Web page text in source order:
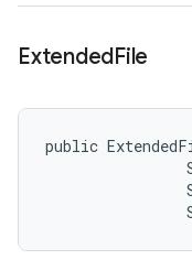
ExtendedFile
public